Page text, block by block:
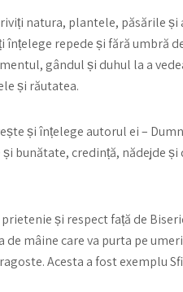
natura, plantele, păsările
repede și fără umbră
gândul și duhul la a
și răutatea.
și înțelege autorul ei –
bunătate, credință, nădejde
și respect față de
mâine care va purta pe
Acesta a fost exemplu